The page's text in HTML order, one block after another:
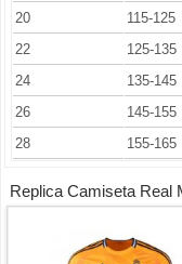
20
115-125
22
125-135
24
135-145
26
145-155
28
155-165
Replica Camiseta Real